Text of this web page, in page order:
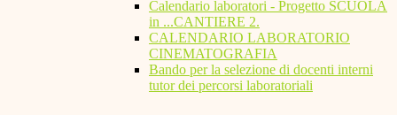
Calendario laboratori - Progetto SCUOLA
in ...CANTIERE 2.
CALENDARIO LABORATORIO
CINEMATOGRAFIA
Bando per la selezione di docenti interni
tutor dei percorsi laboratoriali